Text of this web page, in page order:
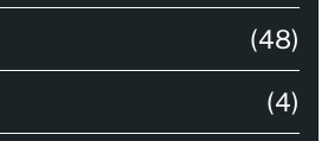
(48)
(4)